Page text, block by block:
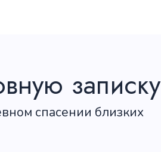
записку
спасении близких